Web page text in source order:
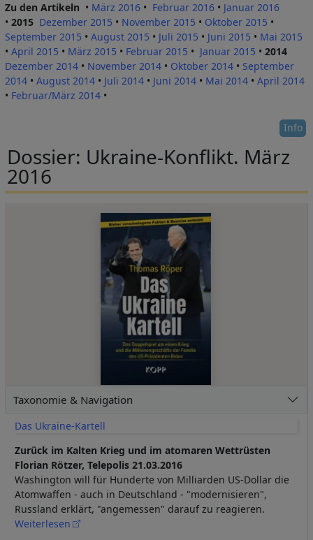
Zu den Artikeln • März 2016 • Februar 2016 • Januar 2016
• 2015 Dezember 2015 • November 2015 • Oktober 2015 •
September 2015 • August 2015 • Juli 2015 • Juni 2015 • Mai 2015
• April 2015 • März 201 5 • Februar 2015 • Januar 2015 • 2014
Dezember 2014 • November 2014 • Oktober 2014 • September
2014 • August 2014 • Juli 2014 • Juni 2014 • Mai 2014 • April 2014
• Februar/März 2014 •
Info
Dossier: Ukraine-Konflikt. März
2016
Taxonomie & Navigation
Das Ukraine-Kartell
Zurück im Kalten Krieg und im atomaren Wettrüsten
Florian Rötzer, Telepolis 21.03.2016
Washington will für Hunderte von Milliarden US-Dollar die
Atomwaffen - auch in Deutschland - "modernisieren",
Russland erklärt, "angemessen" darauf zu reagieren.
Weiterlesen